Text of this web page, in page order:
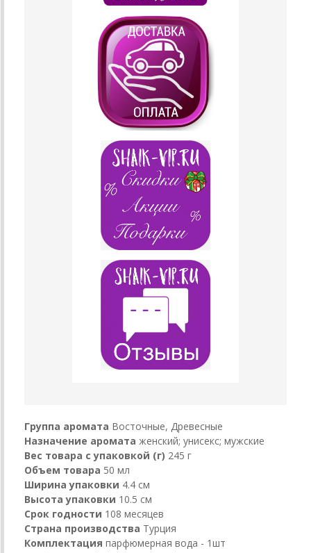
Группа аромата Восточные, Древесные
Назначение аромата женский; унисекс; мужские
Вес товара с упаковкой (г) 245 г
Объем товара 50 мл
Ширина упаковки 4.4 см
Высота упаковки 10.5 см
Срок годности 108 месяцев
Страна производства Турция
Комплектация парфюмерная вода - 1шт